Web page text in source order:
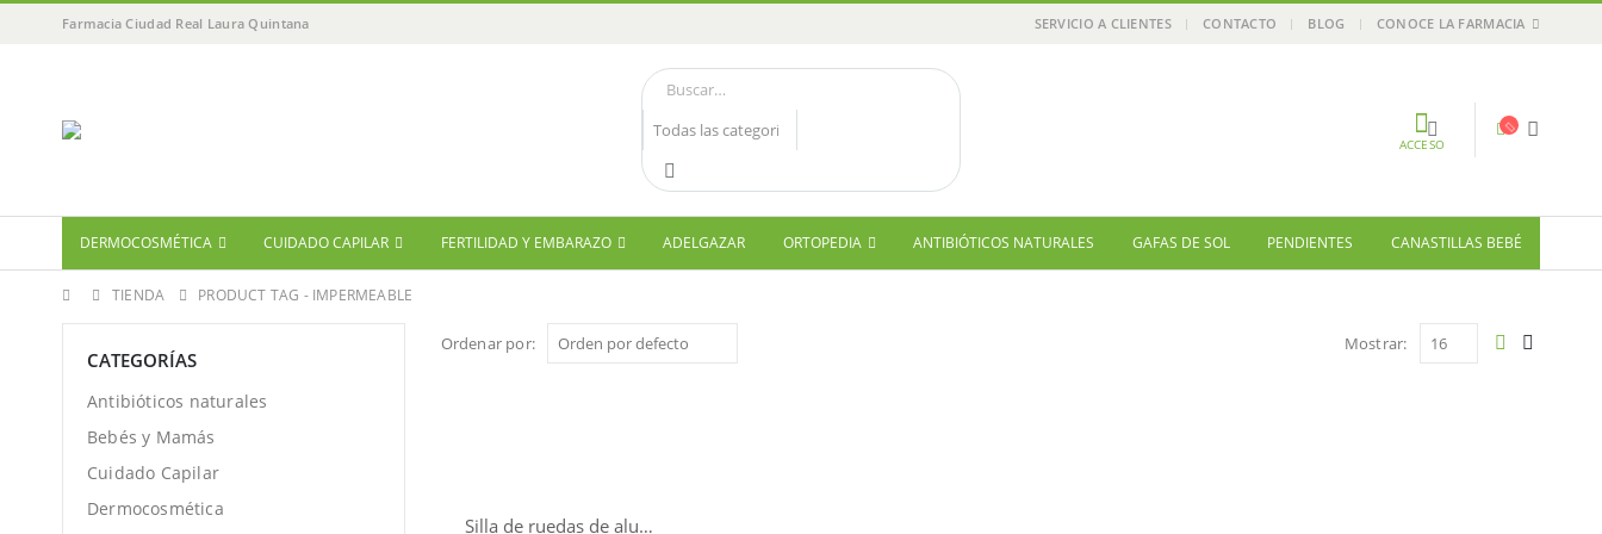
Farmacia Ciudad Real Laura Quintana SERVICIO A CLIENTES CONTACTO BLOG CONOCE LA FARMACIA
ACCESO
DERMOCOSMÉTICA CUIDADO CAPILAR FERTILIDAD Y EMBARAZO ADELGAZAR ORTOPEDIA ANTIBIÓTICOS NATURALES GAFAS DE SOL PENDIENTES CANASTILLAS BEBÉ
TIENDA PRODUCT TAG - IMPERMEABLE
Ordenar por: Mostrar:
Silla de ruedas de aluminio
CATEGORÍAS
Antibióticos naturales
Bebés y Mamás
Cuidado Capilar
Dermocosmética